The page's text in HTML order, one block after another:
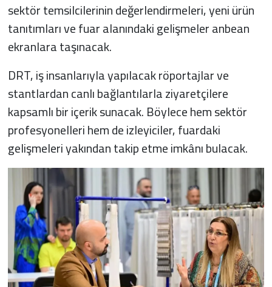
sektör temsilcilerinin değerlendirmeleri, yeni ürün
tanıtımları ve fuar alanındaki gelişmeler anbean
ekranlara taşınacak.
DRT, iş insanlarıyla yapılacak röportajlar ve
stantlardan canlı bağlantılarla ziyaretçilere
kapsamlı bir içerik sunacak. Böylece hem sektör
profesyonelleri hem de izleyiciler, fuardaki
gelişmeleri yakından takip etme imkânı bulacak.